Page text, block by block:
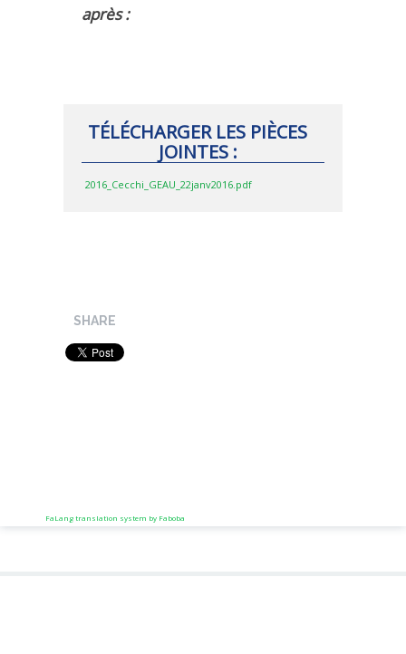
après :
TÉLÉCHARGER LES PIÈCES
JOINTES :
2016_Cecchi_GEAU_22janv2016.pdf
SHARE
FaLang translation system by Faboba